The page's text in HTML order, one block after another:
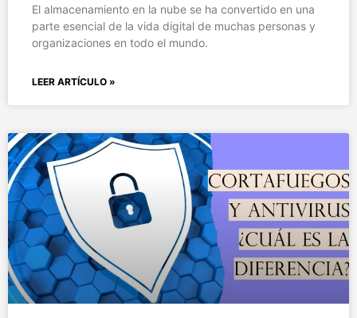
El almacenamiento en la nube se ha convertido en una
parte esencial de la vida digital de muchas personas y
organizaciones en todo el mundo.
LEER ARTÍCULO »